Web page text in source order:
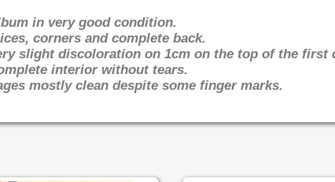
in very good condition.
corners and complete back.
slight discoloration on 1cm on the top of the first
interior without tears.
mostly clean despite some finger marks.